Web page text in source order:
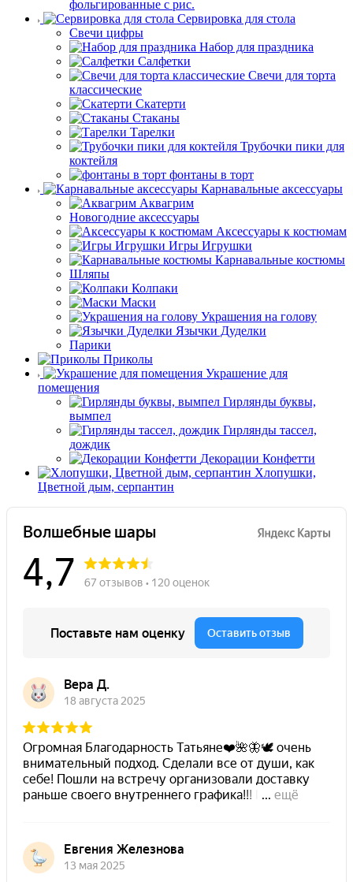
фольгированные с рис.
Сервировка для стола
Свечи цифры
Набор для праздника
Салфетки
Свечи для торта
классические
Скатерти
Стаканы
Тарелки
Трубочки пики для
коктейля
фонтаны в торт
Карнавальные аксессуары
Аквагрим
Новогодние аксессуары
Аксессуары к костюмам
Игры Игрушки
Карнавальные костюмы
Шляпы
Колпаки
Маски
Украшения на голову
Язычки Дуделки
Парики
Приколы
Украшение для
помещения
Гирлянды буквы,
вымпел
Гирлянды тассел,
дождик
Декорации Конфетти
Хлопушки,
Цветной дым, серпантин